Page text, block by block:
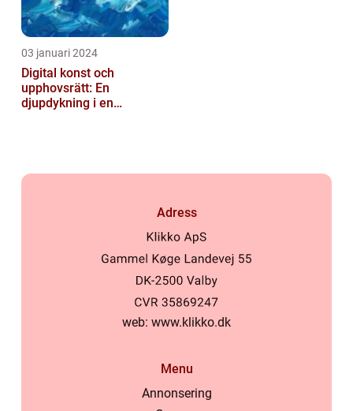
03 januari 2024
Digital konst och
upphovsrätt: En
djupdykning i en
Adress
web: www.klikko.dk
Menu
Annonsering